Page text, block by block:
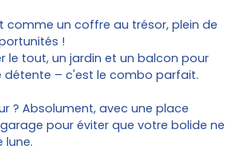
comme un coffre au trésor, plein de
!
le tout, un jardin et un balcon pour
détente – c'est le combo parfait.
? Absolument, avec une place
pour éviter que votre bolide ne
lune.